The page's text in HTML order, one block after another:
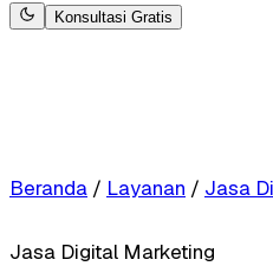
Konsultasi Gratis
Beranda / Layanan / Jasa
Jasa Digital Marketing